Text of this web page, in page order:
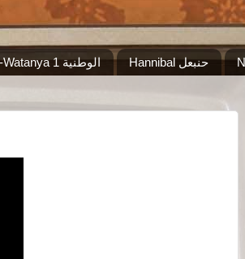
Al-Watanya 1 الوطنية Hannibal حنبعل‬